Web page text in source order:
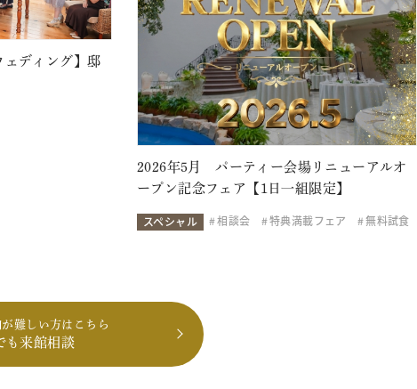
ェディング】邸
2026年5月 パーティー会場リニューアルオ
ープン記念フェア【1日一組限定】
スペシャル 相談会 特典満載フェア 無料試食
難しい方はこちら
も来館相談